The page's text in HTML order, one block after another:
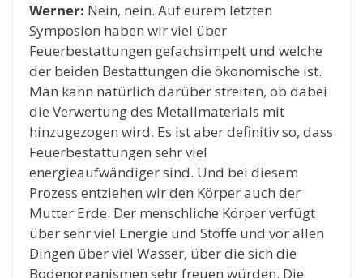
Werner: Nein, nein. Auf eurem letzten
Symposion haben wir viel über
Feuerbestattungen gefachsimpelt und welche
der beiden Bestattungen die ökonomische ist.
Man kann natürlich darüber streiten, ob dabei
die Verwertung des Metallmaterials mit
hinzugezogen wird. Es ist aber definitiv so, dass
Feuerbestattungen sehr viel
energieaufwändiger sind. Und bei diesem
Prozess entziehen wir den Körper auch der
Mutter Erde. Der menschliche Körper verfügt
über sehr viel Energie und Stoffe und vor allen
Dingen über viel Wasser, über die sich die
Bodenorganismen sehr freuen würden. Die